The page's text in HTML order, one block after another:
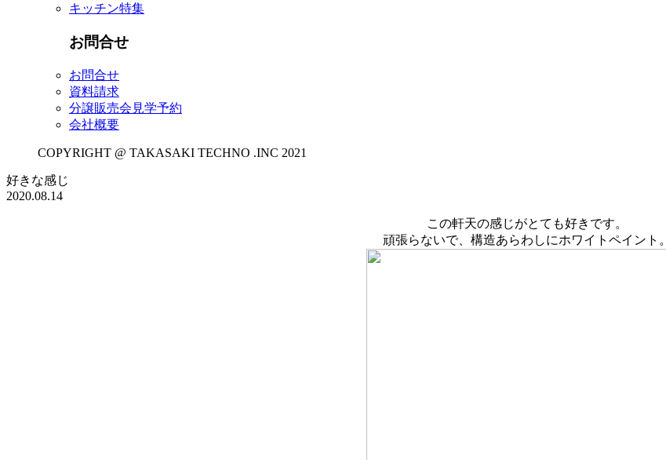
キッチン特集
お問合せ
お問合せ
資料請求
分譲販売会見学予約
会社概要
COPYRIGHT @ TAKASAKI TECHNO .INC 2021
好きな感じ
2020.08.14
この軒天の感じがとても好きです。
頑張らないで、構造あらわしにホワイトペイント。